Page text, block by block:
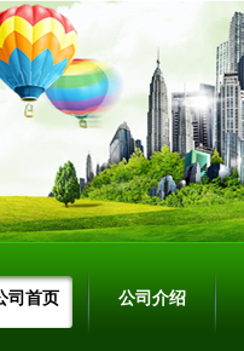
司首页 公司介绍